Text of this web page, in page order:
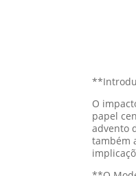
O
papel
advento
também